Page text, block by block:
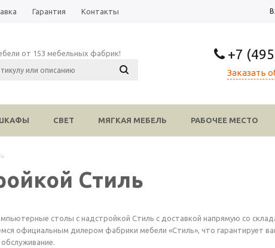
Гарантия Контакты
+7
Заказать
от 153 мебельных фабрик!
СВЕТ МЯГКАЯ МЕБЕЛЬ РАБОЧЕЕ МЕСТО
Стиль
столы с надстройкой Стиль с доставкой напрямую со
официальным дилером фабрики мебели «Стиль», что гарантирует